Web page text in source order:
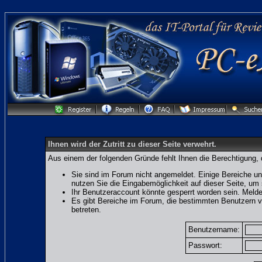
Ihnen wird der Zutritt zu dieser Seite verwehrt.
Aus einem der folgenden Gründe fehlt Ihnen die
Sie sind im Forum nicht angemeldet. Einige Bereiche
nutzen Sie die Eingabemöglichkeit auf dieser Seite,
Ihr Benutzeraccount könnte gesperrt worden sein.
Es gibt Bereiche im Forum, die bestimmten Benutzern
betreten.
Benutzername:
Passwort: